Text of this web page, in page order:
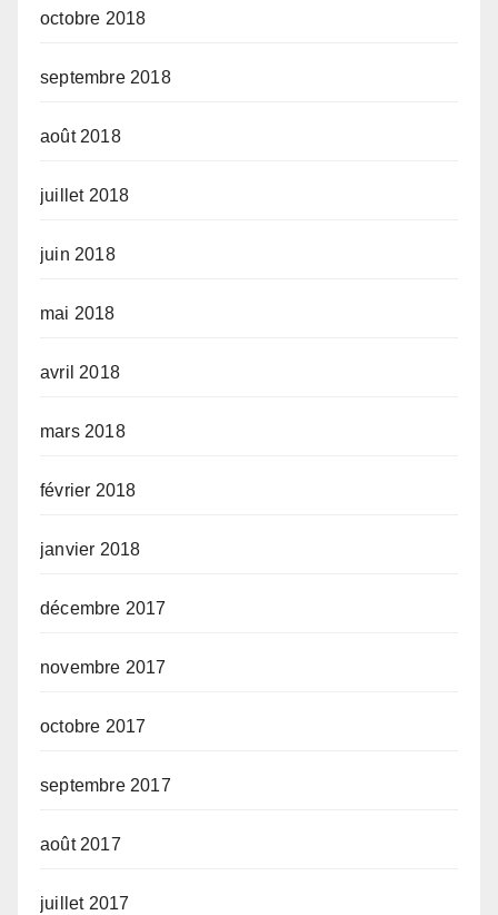
octobre 2018
septembre 2018
août 2018
juillet 2018
juin 2018
mai 2018
avril 2018
mars 2018
février 2018
janvier 2018
décembre 2017
novembre 2017
octobre 2017
septembre 2017
août 2017
juillet 2017